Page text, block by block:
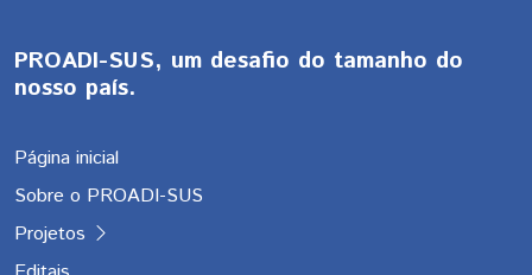
PROADI-SUS, um desafio do tamanho do
nosso país.
Página inicial
Sobre o PROADI-SUS
Projetos